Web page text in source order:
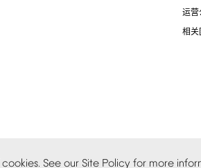
cookies. See our Site Policy for more
运营
相关